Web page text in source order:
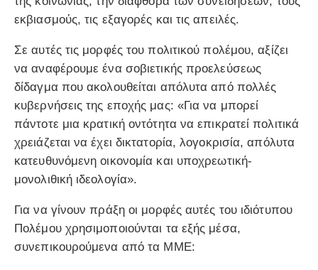
εκβιασμούς, τις εξαγορές και τις απειλές.
Σε αυτές τις μορφές του πολιτικού πολέμου, αξίζει
να αναφέρουμε ένα σοβιετικής προελεύσεως
δίδαγμα που ακολουθείται απόλυτα από πολλές
κυβερνήσεις της εποχής μας: «Για να μπορεί
πάντοτε μια κρατική οντότητα να επικρατεί πολιτικά
χρειάζεται να έχει δικτατορία, λογοκρισία, απόλυτα
κατευθυνόμενη οικονομία και υποχρεωτική-
μονολιθική ιδεολογία».
Για να γίνουν πράξη οι μορφές αυτές του ιδιότυπου
Πολέμου χρησιμοποιούνται τα εξής μέσα,
συνεπικουρούμενα από τα ΜΜΕ: